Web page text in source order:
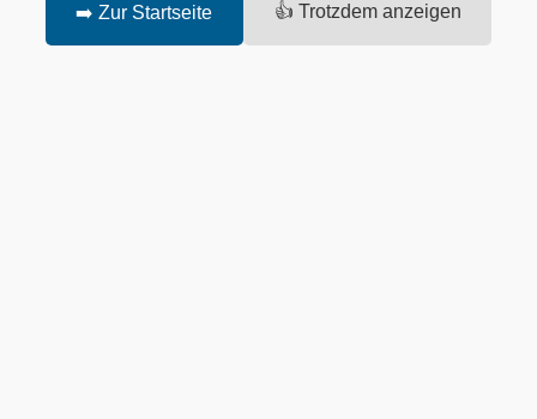
➡️ Zur Startseite 👍 Trotzdem anzeigen